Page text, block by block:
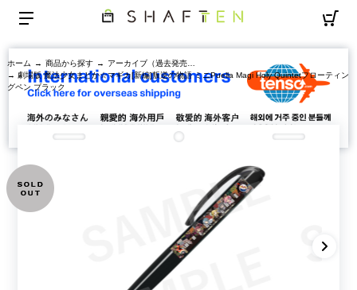
ホーム → 商品から探す →
アーカイブ（過去発売商品）
→ 劇場版 魔法少女まどか☆マギカ[新編]叛逆の物語 ミニPuella Magi Holy Quintetフローティン
グペン ブラック